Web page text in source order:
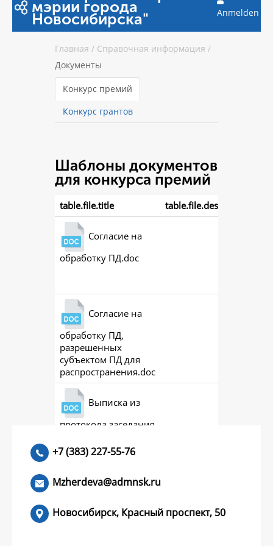
мэрии города
Новосибирска" Anmelden
Главная / Справочная информация /
Документы
Конкурс премий
Конкурс грантов
Шаблоны документов
для конкурса премий
table.file.title table.file.description
Согласие на
обработку ПД.doc
Согласие на
обработку ПД,
разрешенных
субъектом ПД для
распространения.doc
Выписка из
протокола заседания
+7 (383) 227-55-76
Mzherdeva@admnsk.ru
Новосибирск, Красный проспект, 50